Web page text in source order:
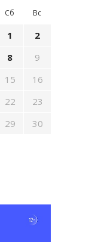
Сб Вс
1
2
8
9
15
16
22
23
29
30